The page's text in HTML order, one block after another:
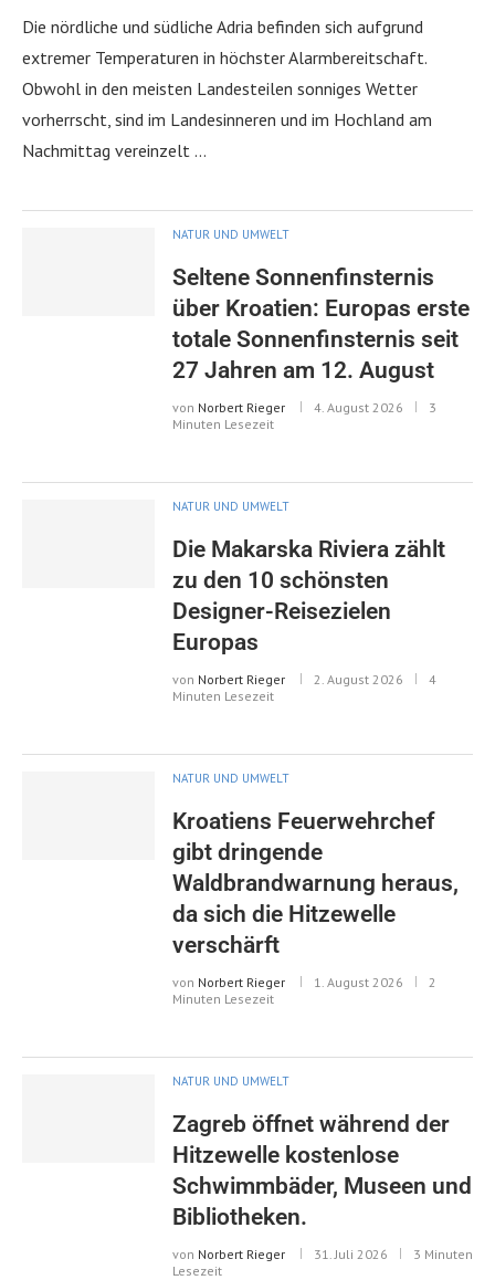
Die nördliche und südliche Adria befinden sich aufgrund
extremer Temperaturen in höchster Alarmbereitschaft.
Obwohl in den meisten Landesteilen sonniges Wetter
vorherrscht, sind im Landesinneren und im Hochland am
Nachmittag vereinzelt …
NATUR UND UMWELT
Seltene Sonnenfinsternis
über Kroatien: Europas erste
totale Sonnenfinsternis seit
27 Jahren am 12. August
von Norbert Rieger 4. August 2026
3
Minuten Lesezeit
NATUR UND UMWELT
Die Makarska Riviera zählt
zu den 10 schönsten
Designer-Reisezielen
Europas
von Norbert Rieger 2. August 2026
4
Minuten Lesezeit
NATUR UND UMWELT
Kroatiens Feuerwehrchef
gibt dringende
Waldbrandwarnung heraus,
da sich die Hitzewelle
verschärft
von Norbert Rieger 1. August 2026
2
Minuten Lesezeit
NATUR UND UMWELT
Zagreb öffnet während der
Hitzewelle kostenlose
Schwimmbäder, Museen und
Bibliotheken.
von Norbert Rieger 31. Juli 2026
3 Minuten
Lesezeit